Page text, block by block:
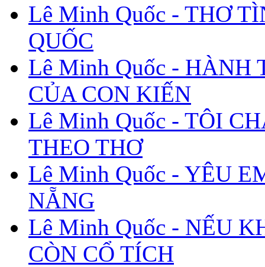
Lê Minh Quốc - THƠ
QUỐC
Lê Minh Quốc - HÀNH
CỦA CON KIẾN
Lê Minh Quốc - TÔI
THEO THƠ
Lê Minh Quốc - YÊU
NẴNG
Lê Minh Quốc - NẾU
CÒN CỔ TÍCH